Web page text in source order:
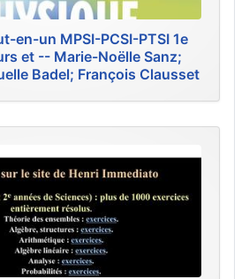
en-un MPSI-PCSI-PTSI 1e
et -- Marie-Noëlle Sanz;
Badel; François Clausset